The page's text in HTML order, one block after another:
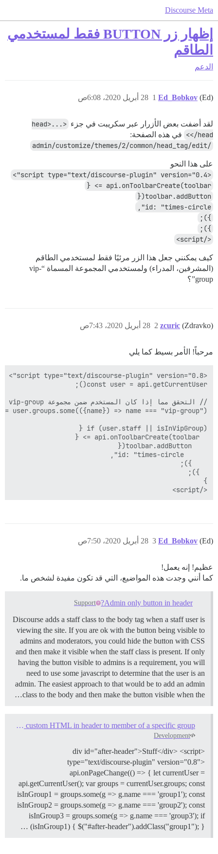
Discourse Meta
إظهار زر BUTTON فقط لمستخدمي
الطاقم
الدعم
Ed_Bobkov (Ed) 28 أبريل 2020، 6:08ص 1
لقد أضفت بعض الأزرار عبر سكريبت في جزء
<head>...
</head>
في هذه الصفحة:
/admin/customize/themes/2/common/head_tag/edit
على هذا النحو
<script type="text/discourse-plugin" version="0.4">
api.onToolbarCreate(toolbar => {
toolbar.addButton({
id: "times-circle",
});
});
</script>
كيف يمكنني جعل هذا الزر مرئيًا فقط لمستخدمي الطاقم
(المشرفين، المدراء) ولمستخدمي المجموعة المسماة “vip-
group”؟
zcuric (Zdravko) 28 أبريل 2020، 7:43ص 2
مرحباً! الأمر بسيط كما يلي
</script>
Ed_Bobkov (Ed) 28 أبريل 2020، 7:50ص 3
عظيم! إنه يعمل!
كما أنني وجدت هذه المواضيع، التي قد تكون مفيدة لشخص ما.
Admin only button in header?
Support
Discourse adds a staff class to the body tag when a staff user is
viewing the site. If you are ok with the button being visible to
admins and moderators, you could hide the button with CSS
and then make it visible when the staff class is present. If only
having the button visible to admins is a requirement, you will
need to use some javascript to determine that the user is an
admin. The easiest approach to that would be to add an admin
class to the body and then make the button visible when the…
Show custom HTML in header to member of a specific group
Development
<div id="after-header">Stuff</div> <script
type="text/discourse-plugin" version="0.8">
api.onPageChange(() => { let currentUser =
api.getCurrentUser(); var groups = currentUser.groups; const
isInGroup1 = groups.some(g => g.name === 'group1'); const
isInGroup2 = groups.some(g => g.name === 'group2'); const
isInGroup3 = groups.some(g => g.name === 'group3'); if
(isInGroup1) { $("#after-header").addClass("group1"); } …